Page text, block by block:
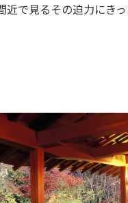
で見るその迫力にき